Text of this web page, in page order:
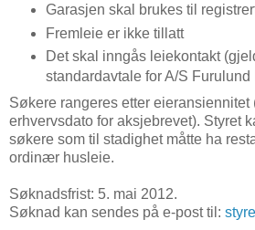
Garasjen skal brukes til
Fremleie er ikke tillatt
Det skal inngås leiekontakt
standardavtale for A/S Furulund
Søkere rangeres etter eieransiennitet
erhvervsdato for aksjebrevet). Styret
søkere som til stadighet måtte ha
ordinær husleie.
Søknadsfrist: 5. mai 2012.
Søknad kan sendes på e-post til: